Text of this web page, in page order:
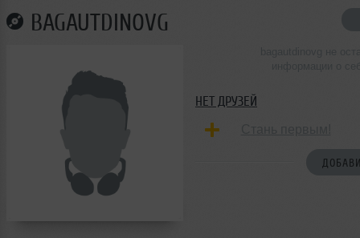
BAGAUTDINOVG
НЕТ ДРУЗЕЙ